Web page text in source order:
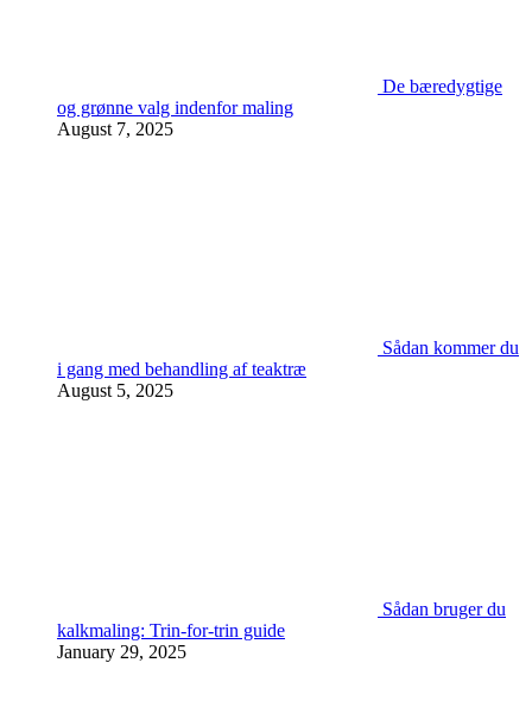
De bæredygtige
og grønne valg indenfor maling
August 7, 2025
Sådan kommer du
i gang med behandling af teaktræ
August 5, 2025
Sådan bruger du
kalkmaling: Trin-for-trin guide
January 29, 2025